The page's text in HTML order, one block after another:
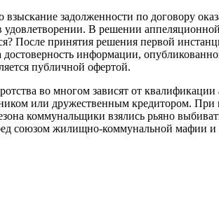
задолженности по договору
удовлетворении. В решении
После принятия решения первой
достоверность информации,
публичной офертой.
во многом зависят от
или дружественным кредитором. При
коммунальщики взялись рьяно
союзом жилищно-коммунальной мафии